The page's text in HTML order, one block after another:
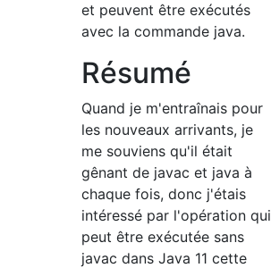
et peuvent être exécutés
avec la commande java.
Résumé
Quand je m'entraînais pour
les nouveaux arrivants, je
me souviens qu'il était
gênant de javac et java à
chaque fois, donc j'étais
intéressé par l'opération qui
peut être exécutée sans
javac dans Java 11 cette